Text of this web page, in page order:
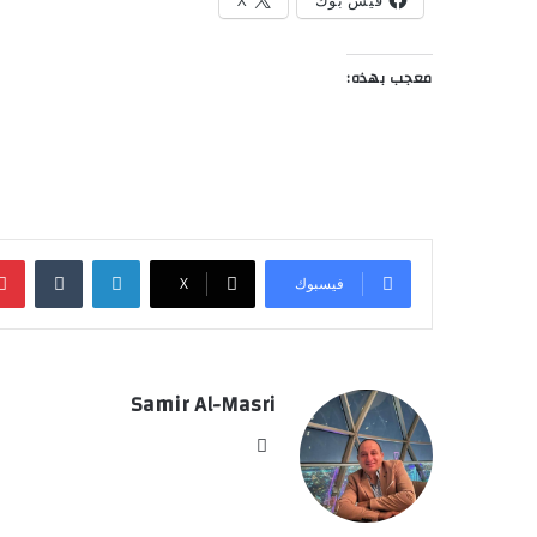
معجب بهذه:
فيسبوك ‫X
لينكدإن
Samir Al-Masri